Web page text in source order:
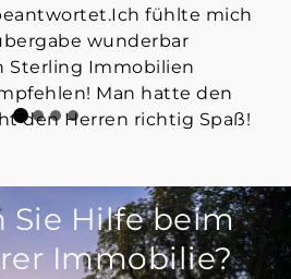
fühlte mich
wunderbar
Sterling Immobilien
Man hatte den
den Herren richtig Spaß!
Sie Hilfe beim
Immobilie?